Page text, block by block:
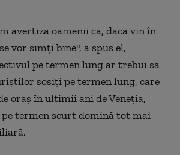
avertiza oamenii că, dacă vin în
vor simţi bine", a spus el,
pe termen lung ar trebui să
sosiţi pe termen lung, care
oraş în ultimii ani de Veneţia,
termen scurt domină tot mai